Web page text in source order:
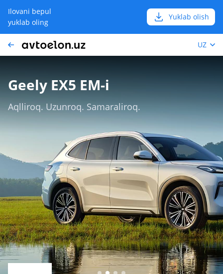
Ilovani bepul
yuklab oling
Yuklab olish
UZ
Geely EX5 EM-i
Aqlliroq. Uzunroq. Samaraliroq.